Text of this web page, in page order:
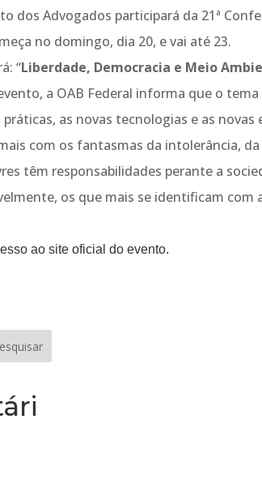
dos Advogados participará da 21ª
no domingo, dia 20, e vai até 23.
“Liberdade, Democracia e Meio
a OAB Federal informa que o
as novas tecnologias e as
com os fantasmas da intolerância,
têm responsabilidades perante a
os que mais se identificam com
ao site oficial do evento.